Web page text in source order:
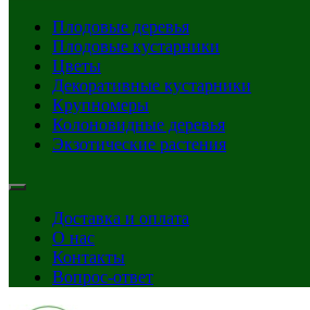
Плодовые деревья
Плодовые кустарники
Цветы
Декоративные кустарники
Крупномеры
Колоновидные деревья
Экзотические растения
Доставка и оплата
О нас
Контакты
Вопрос-ответ